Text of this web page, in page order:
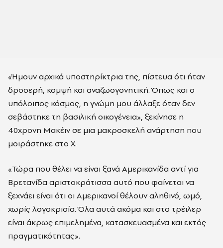
«Ήμουν αρχικά υποστηρίκτρια της, πίστευα ότι ήταν
δροσερή, κομψή και αναζωογονητική. Όπως και ο
υπόλοιπος κόσμος, η γνώμη μου άλλαξε όταν δεν
σεβάστηκε τη βασιλική οικογένεια», ξεκίνησε η
40χρονη Μακέιν σε μια μακροσκελή ανάρτηση που
μοιράστηκε στο X.
«Τώρα που θέλει να είναι ξανά Αμερικανίδα αντί για
Βρετανίδα αριστοκράτισσα αυτό που φαίνεται να
ξεχνάει είναι ότι οι Αμερικανοί θέλουν αληθινό, ωμό,
χωρίς λογοκρισία. Όλα αυτά ακόμα και στο τρέιλερ
είναι άκρως επιμελημένα, κατασκευασμένα και εκτός
πραγματικότητας».